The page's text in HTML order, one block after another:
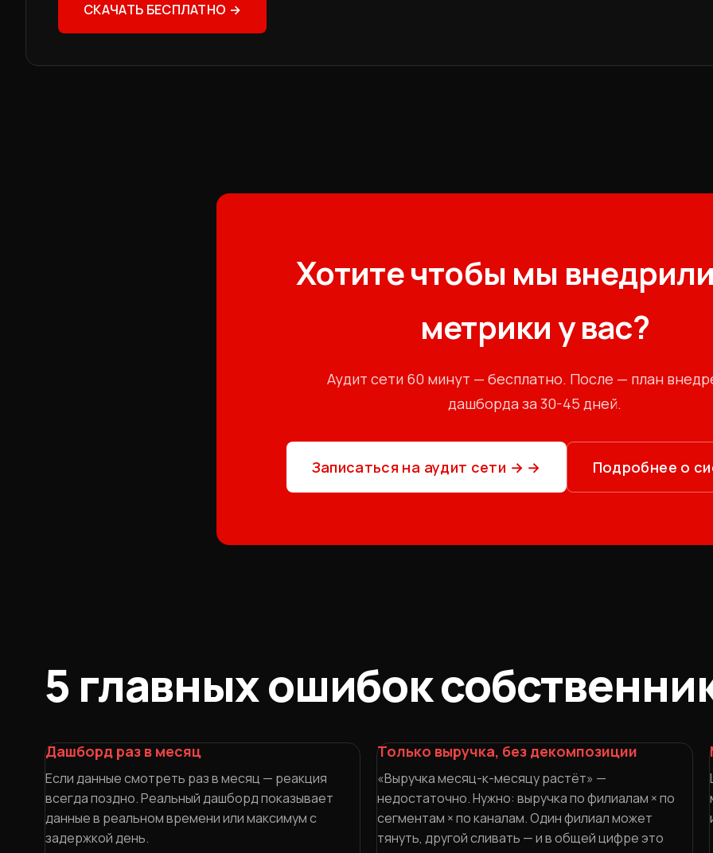
СКАЧАТЬ БЕСПЛАТНО →
Хотите чтобы мы
метрики у вас?
Аудит сети 60 минут — бесплатно. После — план
дашборда за 30-45 дней.
Записаться на аудит сети → → Подробнее о
5 главных ошибок
Дашборд раз в месяц
Если данные смотреть раз в месяц — реакция
всегда поздно. Реальный дашборд показывает
данные в реальном времени или максимум с
задержкой день.
Только выручка, без декомпозиции
«Выручка месяц-к-месяцу растёт» —
недостаточно. Нужно: выручка по филиалам × по
сегментам × по каналам. Один филиал может
тянуть, другой сливать — и в общей цифре это